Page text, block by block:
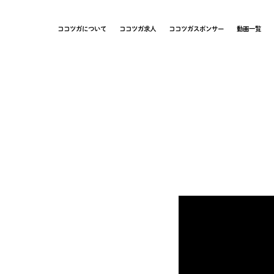
ココツガについて ココツガ求人 ココツガスポンサー 動画一覧